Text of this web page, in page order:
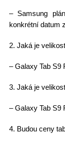
– Samsung
konkrétní datum
2. Jaká je
– Galaxy Tab S9
3. Jaká je
– Galaxy Tab S9
4. Budou ceny